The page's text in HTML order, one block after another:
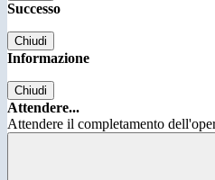
Successo
Chiudi
Informazione
Chiudi
Attendere...
Attendere il completamento